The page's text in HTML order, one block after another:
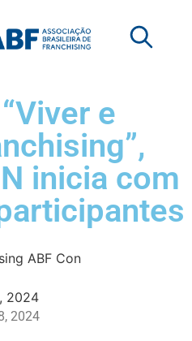
e
inicia com
2024
2024